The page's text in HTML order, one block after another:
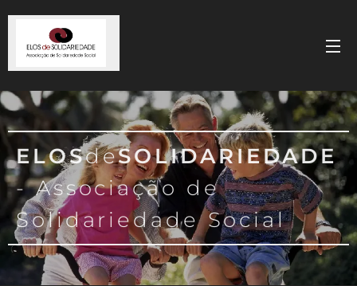
ELOSdeSOLIDARIEDADE
- Associação de
Solidariedade Social